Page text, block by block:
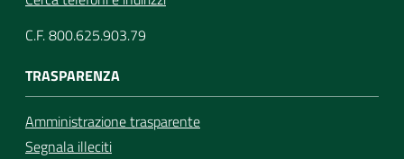
C.F. 800.625.903.79
TRASPARENZA
Amministrazione trasparente
Segnala illeciti